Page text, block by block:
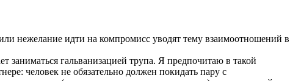
нежелание идти на компромисс уводят тему взаимоотношений в
гальванизацией трупа. Я предпочитаю в такой
человек не обязательно должен покидать пару с